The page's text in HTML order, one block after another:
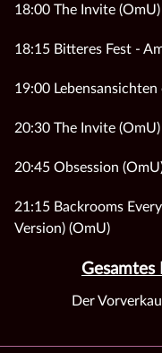
18:00 The Invite (OmU)
18:15 Bitteres Fest -
19:00
20:30 The Invite (OmU)
20:45 Obsession
21:15 Backrooms
Version) (OmU)
Gesamtes
Der